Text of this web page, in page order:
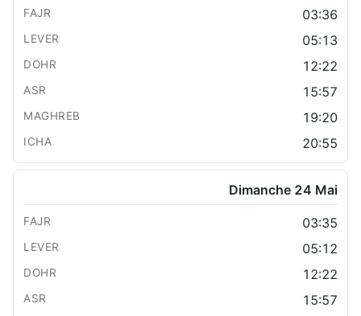
03:36
05:13
12:22
15:57
19:20
20:55
Dimanche 24 Mai
03:35
05:12
12:22
15:57